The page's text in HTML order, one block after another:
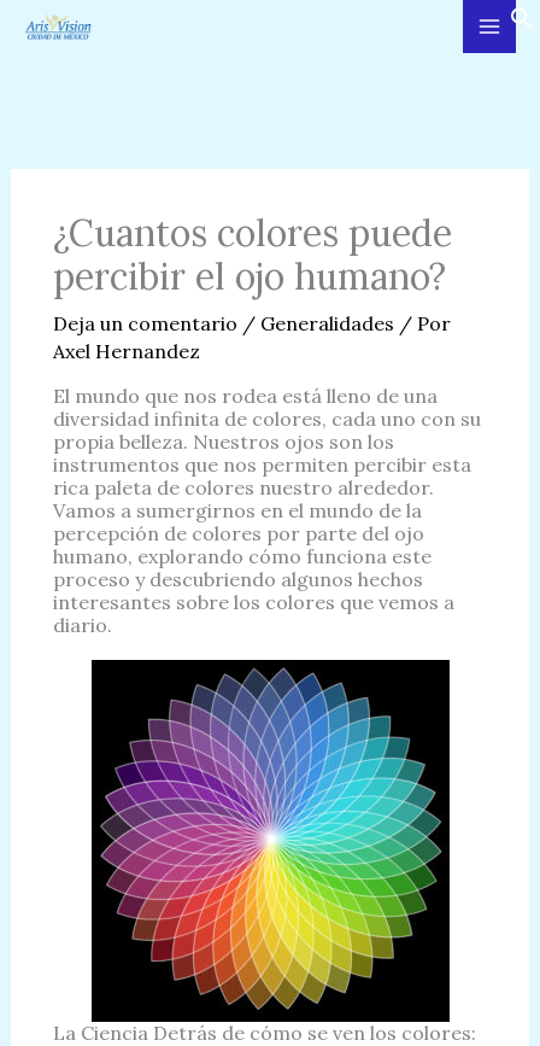
¿Cuantos colores puede
percibir el ojo humano?
Deja un comentario / Generalidades / Por
Axel Hernandez
El mundo que nos rodea está lleno de una
diversidad infinita de colores, cada uno con su
propia belleza. Nuestros ojos son los
instrumentos que nos permiten percibir esta
rica paleta de colores nuestro alrededor.
Vamos a sumergirnos en el mundo de la
percepción de colores por parte del ojo
humano, explorando cómo funciona este
proceso y descubriendo algunos hechos
interesantes sobre los colores que vemos a
diario.
La Ciencia Detrás de cómo se ven los colores: